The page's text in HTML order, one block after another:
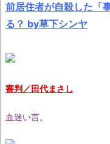
前居住者が自殺した「
る？ by草下シンヤ
審判／田代まさし
血迷い言。